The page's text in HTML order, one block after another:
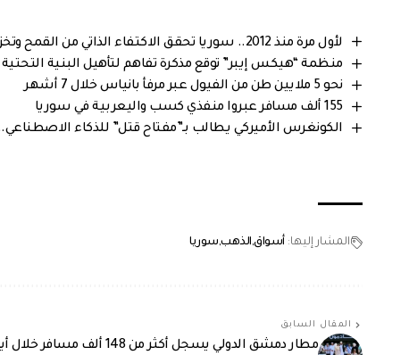
لأول مرة منذ 2012.. سوريا تحقق الاكتفاء الذاتي من القمح وتخزن فائض الإنتاج في موسم 2026
منظمة “هيكس إيبر” توقع مذكرة تفاهم لتأهيل البنية
نحو 5 ملايين طن من الفيول عبر مرفأ بانياس خلال 7 أشهر
155 ألف مسافر عبروا منفذي كسب واليعربية في سوريا
الكونغرس الأميركي يطالب بـ”مفتاح قتل” للذكاء
المشار إليها: أسواق الذهب سوريا
المقال السابق